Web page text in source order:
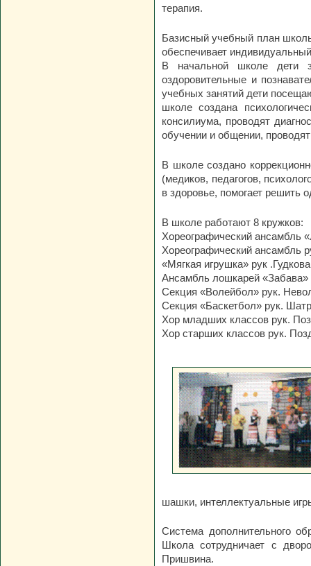
терапия.
Базисный учебный план
обеспечивает
В начальной школе дети
оздоровительные и
учебных занятий дети
школе создана
консилиума, проводят
обучении и общении,
В школе создано
(медиков, педагогов,
в здоровье, помогает решить
В школе работают 8 кружков:
Хореографический ансамбль
Хореографический ансамбль
«Мягкая игрушка» рук
Ансамбль лошкарей
Секция «Волейбол» рук.
Секция «Баскетбол» рук.
Хор младших классов рук.
Хор старших классов рук.
шашки, интеллектуальные
Система дополнительного
Школа сотрудничает с
Пришвина.